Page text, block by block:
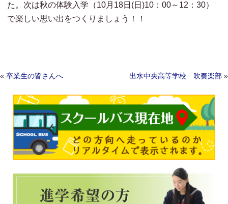
た。次は秋の体験入学（10月18日(日)10：00～12：30）
で楽しい思い出をつくりましょう！！
Post navigation
« 卒業生の皆さんへ 出水中央高等学校 吹奏楽部 »